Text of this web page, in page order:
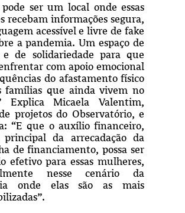
ser um local onde essas
recebam informações segura,
acessível e livre de fake
a pandemia. Um espaço de
e de solidariedade para que
com apoio emocional
do afastamento físico
famílias que ainda vivem no
Explica Micaela Valentim,
projetos do Observatório, e
“E que o auxílio financeiro,
principal da arrecadação da
de financiamento, possa ser
efetivo para essas mulheres,
nesse cenário da
onde elas são as mais